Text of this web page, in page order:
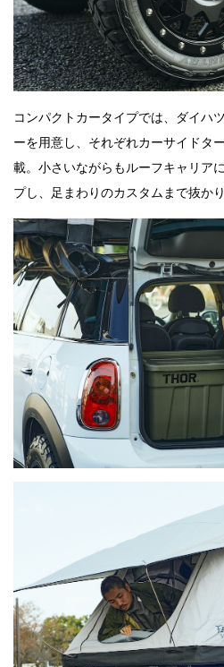
コンパクトカータイプでは、ダイハ
ーを用意し、それぞれカーサイドタ
載。小さいながらもルーフキャリア
プし、足まわりのカスタムまで抜かり